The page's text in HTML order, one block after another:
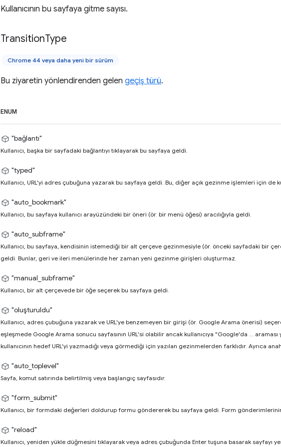
Kullanıcının bu sayfaya gitme sayısı.
TransitionType
Chrome 44 veya daha yeni bir sürüm
Bu ziyaretin yönlendirenden gelen geçiş türü.
ENUM
"bağlantı"
Kullanıcı, başka bir sayfadaki bağlantıyı tıklayarak bu sayfaya geldi.
"typed"
Kullanıcı, URL'yi adres çubuğuna yazarak bu sayfaya geldi. Bu, diğer açık gezinme işlemleri için de
"auto_bookmark"
Kullanıcı, bu sayfaya kullanıcı arayüzündeki bir öneri (ör. bir menü öğesi) aracılığıyla geldi.
"auto_subframe"
Kullanıcı, bu sayfaya, kendisinin istemediği bir alt çerçeve gezinmesiyle (ör. önceki sayfadaki bir
geldi. Bunlar, geri ve ileri menülerinde her zaman yeni gezinme girişleri oluşturmaz.
"manual_subframe"
Kullanıcı, bir alt çerçevede bir öğe seçerek bu sayfaya geldi.
"oluşturuldu"
Kullanıcı, adres çubuğuna yazarak ve URL'ye benzemeyen bir girişi (ör. Google Arama önerisi)
eşleşmede Google Arama sonucu sayfasının URL'si olabilir ancak kullanıcıya "Google'da ...
kullanıcının hedef URL'yi yazmadığı veya görmediği için yazılan gezinmelerden farklıdır. Ayrıca
"auto_toplevel"
Sayfa, komut satırında belirtilmiş veya başlangıç sayfasıdır.
"form_submit"
Kullanıcı, bir formdaki değerleri doldurup formu göndererek bu sayfaya geldi. Form
"reload"
Kullanıcı, yeniden yükle düğmesini tıklayarak veya adres çubuğunda Enter tuşuna basarak sayfayı